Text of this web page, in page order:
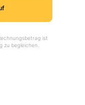
ist
zu begleichen.